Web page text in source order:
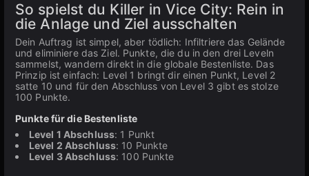
So spielst du Killer in Vice City: Rein in
die Anlage und Ziel ausschalten
Dein Auftrag ist simpel, aber tödlich: Infiltriere das Gelände
und eliminiere das Ziel. Punkte, die du in den drei Leveln
sammelst, wandern direkt in die globale Bestenliste. Das
Prinzip ist einfach: Level 1 bringt dir einen Punkt, Level 2
satte 10 und für den Abschluss von Level 3 gibt es stolze
100 Punkte.
Punkte für die Bestenliste
Level 1 Abschluss: 1 Punkt
Level 2 Abschluss: 10 Punkte
Level 3 Abschluss: 100 Punkte